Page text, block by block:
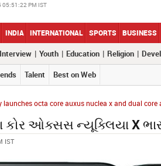
05:51:22 PM IST
INDIA INTERNATIONAL SPORTS BUSINESS
Interview | Youth | Education | Religion |
Talent Best on Web
launches octa core auxus nuclea x and dual
ઓક્સસ ન્યૂક્લિયા X
IST